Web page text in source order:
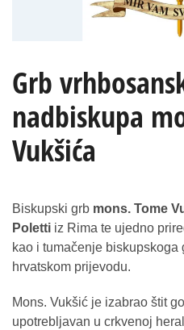
Grb
nadbiskupa
Vukšića
Biskupski grb mons. Tome
Poletti iz Rima te ujedno
kao i tumačenje biskupskoga
hrvatskom prijevodu.
Mons. Vukšić je izabrao štit
upotrebljavan u crkvenoj